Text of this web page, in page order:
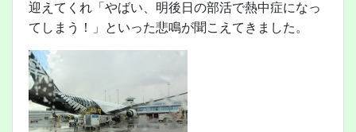
迎えてくれ「やばい、明後日の部活で熱中症になっ
てしまう！」といった悲鳴が聞こえてきました。